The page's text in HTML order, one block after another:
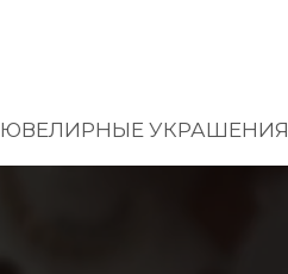
ЮВЕЛИРНЫЕ УКРАШЕНИЯ